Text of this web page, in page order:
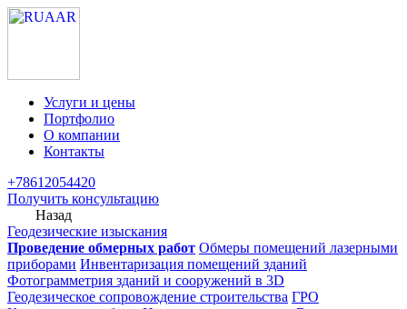
Услуги и цены
Портфолио
О компании
Контакты
+78612054420
Получить консультацию
Назад
Геодезические изыскания
Проведение обмерных работ Обмеры помещений лазерными
приборами Инвентаризация помещений зданий
Фотограмметрия зданий и сооружений в 3D
Геодезическое сопровождение строительства ГРО